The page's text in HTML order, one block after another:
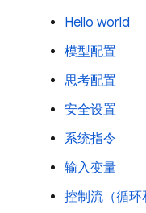
Hello world
模型配置
思考配置
安全设置
系统指令
输入变量
控制流（循环